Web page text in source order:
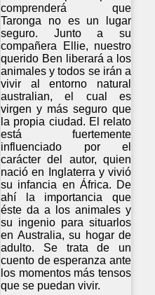
comprenderá que
Taronga no es un lugar
seguro. Junto a su
compañera Ellie, nuestro
querido Ben liberará a los
animales y todos se irán a
vivir al entorno natural
australian, el cual es
virgen y más seguro que
la propia ciudad. El relato
está fuertemente
influenciado por el
carácter del autor, quien
nació en Inglaterra y vivió
su infancia en África. De
ahí la importancia que
éste da a los animales y
su ingenio para situarlos
en Australia, su hogar de
adulto. Se trata de un
cuento de esperanza ante
los momentos más tensos
que se puedan vivir.